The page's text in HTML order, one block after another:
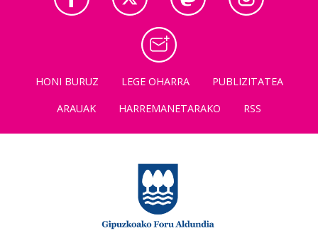
HONI BURUZ LEGE OHARRA
PUBLIZITATEA
ARAUAK
HARREMANETARAKO RSS